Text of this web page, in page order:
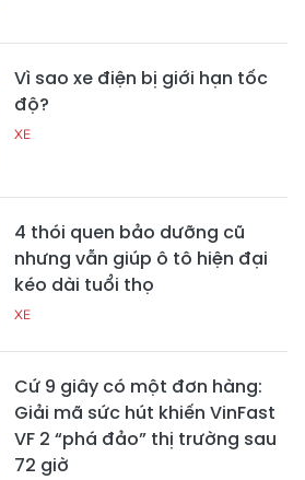
Vì sao xe điện bị giới hạn tốc
độ?
XE
4 thói quen bảo dưỡng cũ
nhưng vẫn giúp ô tô hiện đại
kéo dài tuổi thọ
XE
Cứ 9 giây có một đơn hàng:
Giải mã sức hút khiến VinFast
VF 2 “phá đảo” thị trường sau
72 giờ